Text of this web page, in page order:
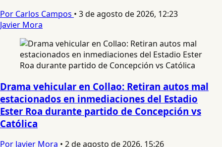
Por Carlos Campos • 3 de agosto de 2026, 12:23
Javier Mora
Drama vehicular en Collao: Retiran autos mal
estacionados en inmediaciones del Estadio
Ester Roa durante partido de Concepción vs
Católica
Por Javier Mora • 2 de agosto de 2026, 15:26